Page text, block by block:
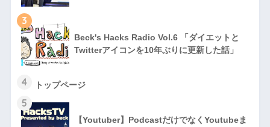
3
Beck's Hacks Radio Vol.6 「ダイエットと
Twitterアイコンを10年ぶりに更新した話」
4 トップページ
5
【Youtuber】PodcastだけでなくYoutubeま